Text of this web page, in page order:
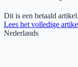
Dit is een betaald
Lees het volledige
Nederlands